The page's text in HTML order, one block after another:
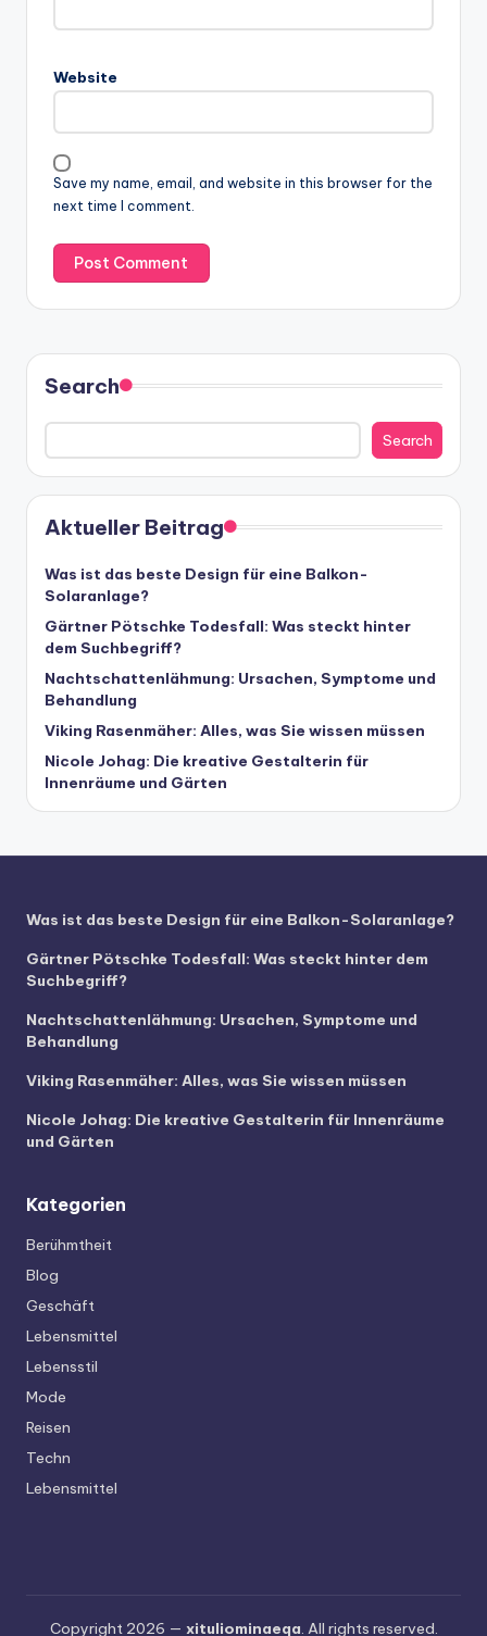
Website
Save my name, email, and website in this browser for the
next time I comment.
Search
Search
Aktueller Beitrag
Was ist das beste Design für eine Balkon-
Solaranlage?
Gärtner Pötschke Todesfall: Was steckt hinter
dem Suchbegriff?
Nachtschattenlähmung: Ursachen, Symptome und
Behandlung
Viking Rasenmäher: Alles, was Sie wissen müssen
Nicole Johag: Die kreative Gestalterin für
Innenräume und Gärten
Was ist das beste Design für eine Balkon-Solaranlage?
Gärtner Pötschke Todesfall: Was steckt hinter dem
Suchbegriff?
Nachtschattenlähmung: Ursachen, Symptome und
Behandlung
Viking Rasenmäher: Alles, was Sie wissen müssen
Nicole Johag: Die kreative Gestalterin für Innenräume
und Gärten
Kategorien
Berühmtheit
Blog
Geschäft
Lebensmittel
Lebensstil
Mode
Reisen
Techn
Lebensmittel
Copyright 2026 — xituliominaeqa. All rights reserved.